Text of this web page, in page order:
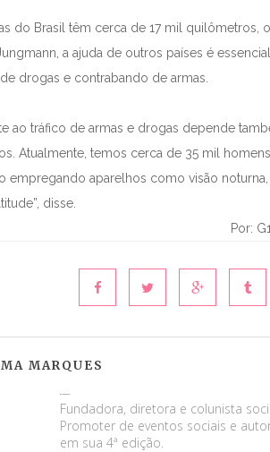
do Brasil têm cerca de 17 mil quilômetros,
a ajuda de outros países é
drogas e contrabando de armas.
ao tráfico de armas e drogas depende
Atualmente, temos cerca de 35 mil
empregando aparelhos como visão
disse.
Por: G1.
MARQUES
Fundadora, diretora e colunista
Promoter de eventos sociais e
em sua 4ª edição.